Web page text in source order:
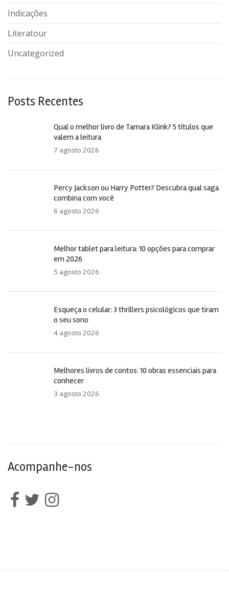
Indicações
Literatour
Uncategorized
Posts Recentes
Qual o melhor livro de Tamara Klink? 5 títulos que
valem a leitura
7 agosto 2026
Percy Jackson ou Harry Potter? Descubra qual saga
combina com você
6 agosto 2026
Melhor tablet para leitura: 10 opções para comprar
em 2026
5 agosto 2026
Esqueça o celular: 3 thrillers psicológicos que tiram
o seu sono
4 agosto 2026
Melhores livros de contos: 10 obras essenciais para
conhecer
3 agosto 2026
Acompanhe-nos